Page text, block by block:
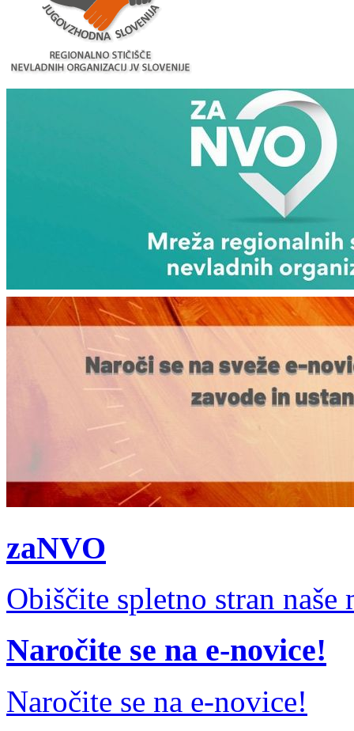
zaNVO
Obiščite spletno stran naše
Naročite se na e-novice!
Naročite se na e-novice!